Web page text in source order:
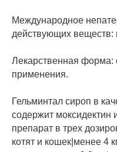
Международное
действующих веществ:
Лекарственная форма:
применения.
Гельминтал сироп в
содержит моксидектин
препарат в трех
котят и кошек|менее 4